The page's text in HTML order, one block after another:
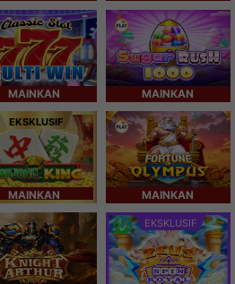
MAINKAN MAINKAN
EKSKLUSIF
MAINKAN MAINKAN
EKSKLUSIF